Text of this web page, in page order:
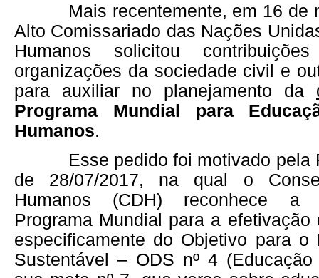
Mais recentemente, em 16 de
Alto Comissariado das Nações
Humanos solicitou
organizações da sociedade civil e
para auxiliar no planejamento da
Programa Mundial para
Humanos.
Esse pedido foi motivado pela
de 28/07/2017, na qual o
Humanos (CDH) reconhece a
Programa Mundial para a efetivação
especificamente do Objetivo para o
Sustentável – ODS nº 4